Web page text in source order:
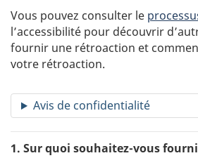
Vous pouvez consulter le
l’accessibilité pour découvrir
fournir une rétroaction et
votre rétroaction.
Avis de confidentialité
1. Sur quoi souhaitez-vous